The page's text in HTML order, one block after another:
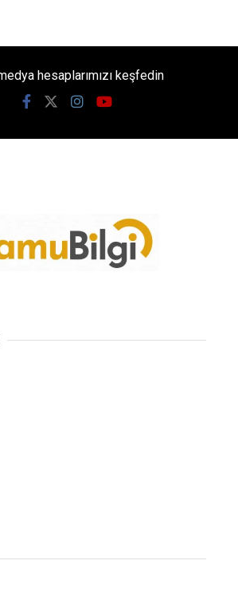
hesaplarımızı keşfedin